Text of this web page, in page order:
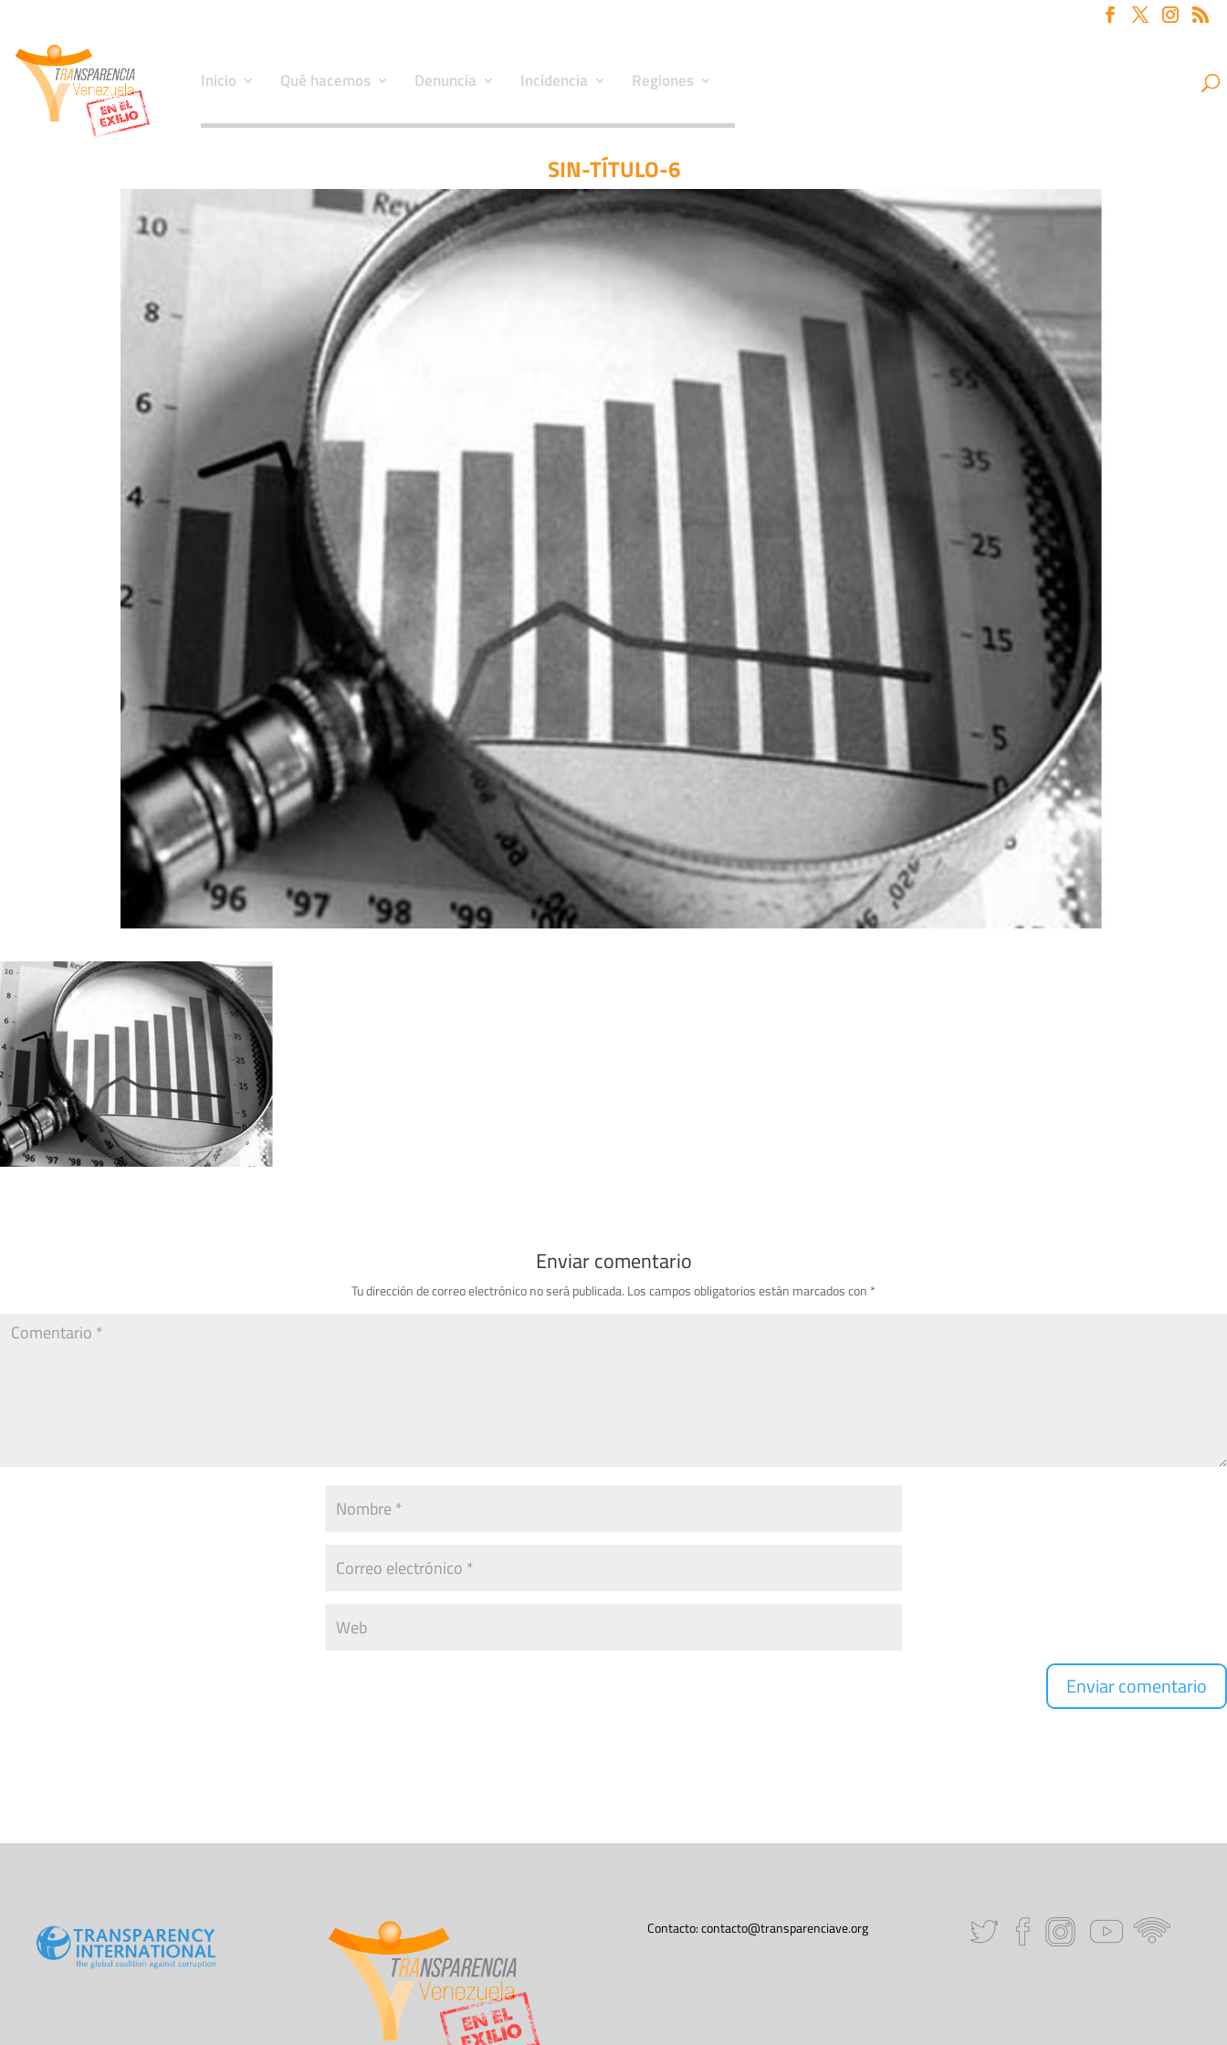
Inicio Qué hacemos Denuncia Incidencia Regiones
SIN-TÍTULO-6
Enviar comentario
Tu dirección de correo electrónico no será publicada. Los campos obligatorios están marcados con *
Contacto:contacto@transparenciave.org